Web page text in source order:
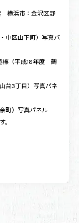
横浜市：金沢区野
中区山下町）写真パ
標（平成18年度 鶴
台3丁目）写真パネ
町）写真パネル